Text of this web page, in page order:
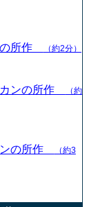
の所作 （約2分）
カンの所作
（約
ンの所作
（約3